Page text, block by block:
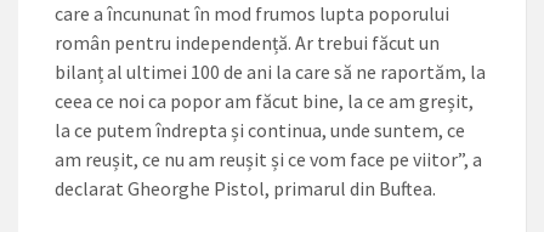
care a încununat în mod frumos lupta poporului
român pentru independență. Ar trebui făcut un
bilanț al ultimei 100 de ani la care să ne raportăm, la
ceea ce noi ca popor am făcut bine, la ce am greșit,
la ce putem îndrepta și continua, unde suntem, ce
am reușit, ce nu am reușit și ce vom face pe viitor”, a
declarat Gheorghe Pistol, primarul din Buftea.